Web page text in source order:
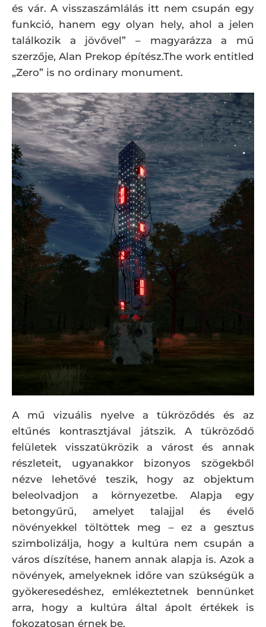
és vár. A visszaszámlálás itt nem csupán egy
funkció, hanem egy olyan hely, ahol a jelen
találkozik a jövővel” – magyarázza a mű
szerzője, Alan Prekop építész.The work entitled
„Zero” is no ordinary monument.
A mű vizuális nyelve a tükröződés és az
eltűnés kontrasztjával játszik. A tükröződő
felületek visszatükrözik a várost és annak
részleteit, ugyanakkor bizonyos szögekből
nézve lehetővé teszik, hogy az objektum
beleolvadjon a környezetbe. Alapja egy
betongyűrű, amelyet talajjal és évelő
növényekkel töltöttek meg – ez a gesztus
szimbolizálja, hogy a kultúra nem csupán a
város díszítése, hanem annak alapja is. Azok a
növények, amelyeknek időre van szükségük a
gyökeresedéshez, emlékeztetnek bennünket
arra, hogy a kultúra által ápolt értékek is
fokozatosan érnek be.